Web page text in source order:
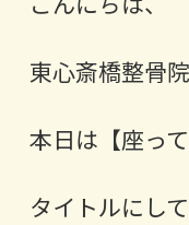
東心斎橋整骨
本日は【座っ
タイトルにし